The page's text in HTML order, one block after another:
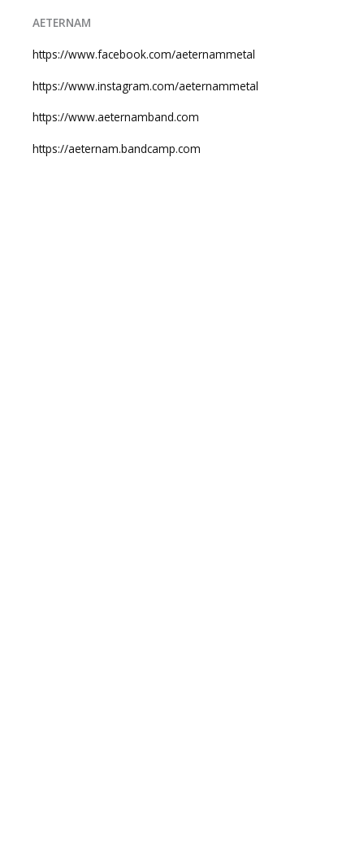
AETERNAM
https://www.facebook.com/aeternammetal
https://www.instagram.com/aeternammetal
https://www.aeternamband.com
https://aeternam.bandcamp.com